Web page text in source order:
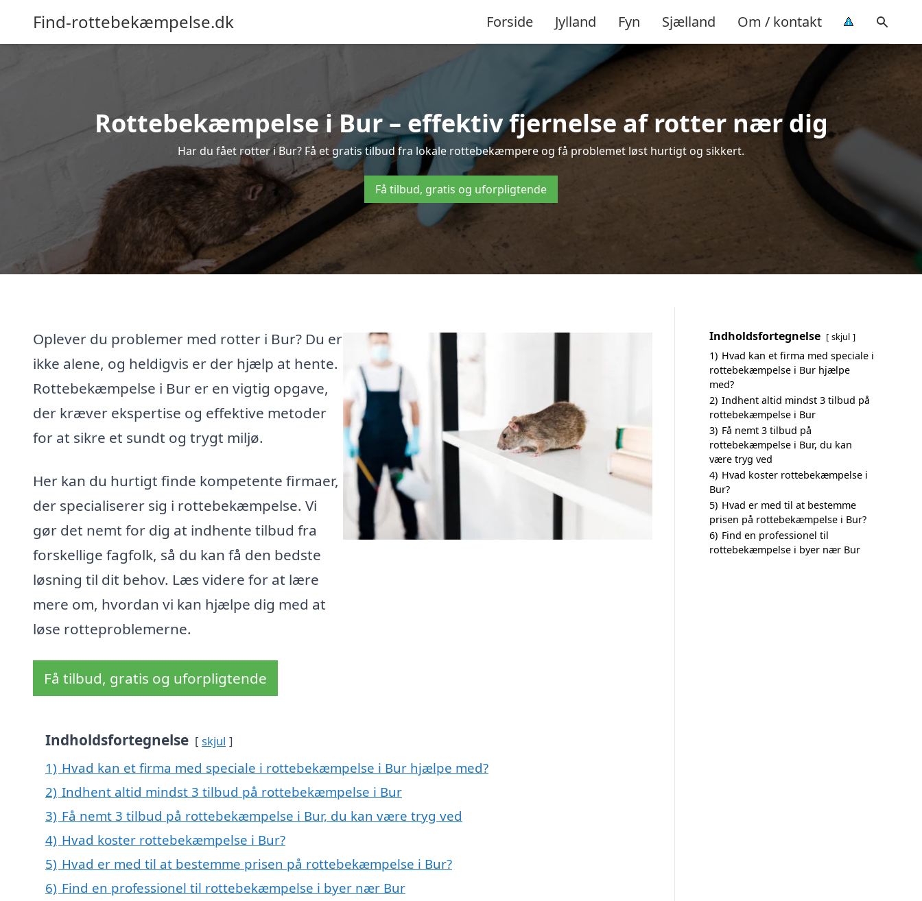
Find-rottebekæmpelse.dk Forside Jylland Fyn Sjælland Om / kontakt
Rottebekæmpelse i Bur – effektiv fjernelse af rotter nær dig
Har du fået rotter i Bur? Få et gratis tilbud fra lokale rottebekæmpere og få problemet løst hurtigt og sikkert.
Få tilbud, gratis og uforpligtende
Oplever du problemer med rotter i Bur? Du er
ikke alene, og heldigvis er der hjælp at hente.
Rottebekæmpelse i Bur er en vigtig opgave,
der kræver ekspertise og effektive metoder
for at sikre et sundt og trygt miljø.
Her kan du hurtigt finde kompetente firmaer,
der specialiserer sig i rottebekæmpelse. Vi
gør det nemt for dig at indhente tilbud fra
forskellige fagfolk, så du kan få den bedste
løsning til dit behov. Læs videre for at lære
mere om, hvordan vi kan hjælpe dig med at
løse rotteproblemerne.
Få tilbud, gratis og uforpligtende
Indholdsfortegnelse skjul
1) Hvad kan et firma med speciale i rottebekæmpelse i Bur hjælpe med?
2) Indhent altid mindst 3 tilbud på rottebekæmpelse i Bur
3) Få nemt 3 tilbud på rottebekæmpelse i Bur, du kan være tryg ved
4) Hvad koster rottebekæmpelse i Bur?
5) Hvad er med til at bestemme prisen på rottebekæmpelse i Bur?
6) Find en professionel til rottebekæmpelse i byer nær Bur
Indholdsfortegnelse skjul
1) Hvad kan et firma med speciale i
rottebekæmpelse i Bur hjælpe
med?
2) Indhent altid mindst 3 tilbud på
rottebekæmpelse i Bur
3) Få nemt 3 tilbud på
rottebekæmpelse i Bur, du kan
være tryg ved
4) Hvad koster rottebekæmpelse i
Bur?
5) Hvad er med til at bestemme
prisen på rottebekæmpelse i Bur?
6) Find en professionel til
rottebekæmpelse i byer nær Bur